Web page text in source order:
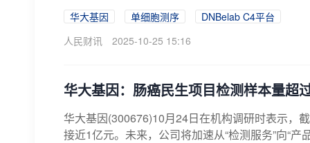
华大基因 单细胞测序
DNBelab C4平台
人民财讯
2025-10-25 15:16
华大基因：肠癌民生项目检测样本量超
华大基因(300676)10月24日在机构调研时表示，
接近1亿元。未来，公司将加速从“检测服务”向“